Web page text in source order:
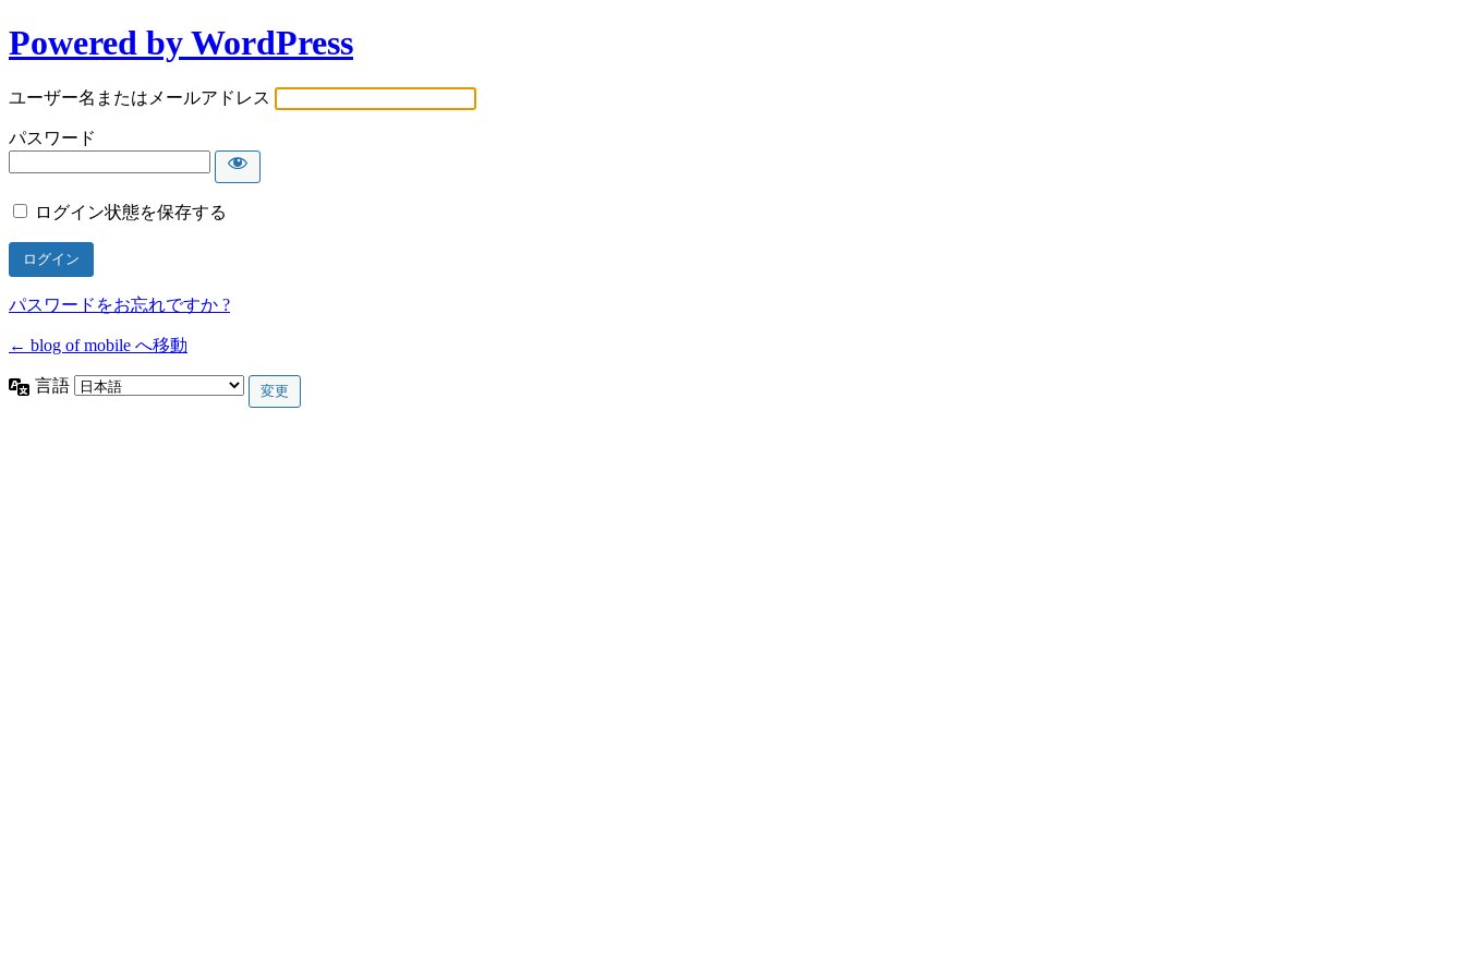
Powered by WordPress
ユーザー名またはメールアドレス
パスワード
ログイン状態を保存する
パスワードをお忘れですか ?
← blog of mobile へ移動
言語